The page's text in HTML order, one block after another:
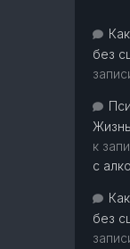
без
к
с
без